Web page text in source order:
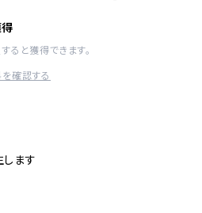
得
すると獲得できます。
確認する
ます